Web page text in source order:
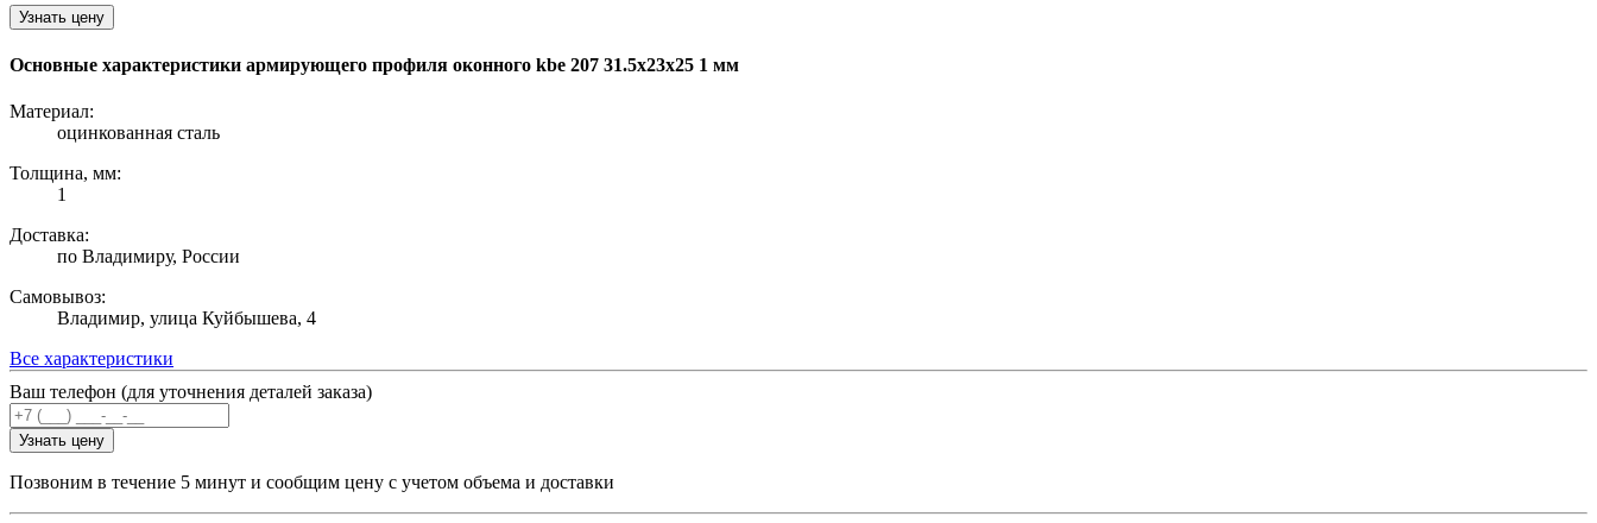
Узнать цену
Основные характеристики армирующего профиля оконного kbe 207 31.5х23х25 1 мм
Материал:
оцинкованная сталь
Толщина, мм:
1
Доставка:
по Владимиру, России
Самовывоз:
Владимир, улица Куйбышева, 4
Все характеристики
Ваш телефон (для уточнения деталей заказа)
Узнать цену
Позвоним в течение 5 минут и сообщим цену с учетом объема и доставки